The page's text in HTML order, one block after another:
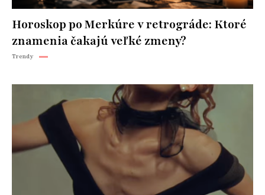
Horoskop po Merkúre v retrográde: Ktoré
znamenia čakajú veľké zmeny?
Trendy